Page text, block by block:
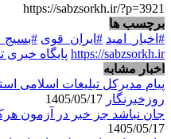
https://sabzsorkh.ir/?p=3921
برچسب ها
#اخبار_امید #ایران_قوی
https://sabzsorkh.ir پایگاه
اخبار مشابه
پیام مدیرکل تبلیغات اسلامی
روزخبرنگار
جان نباشد جز خبر در آزمون
1405/05/17